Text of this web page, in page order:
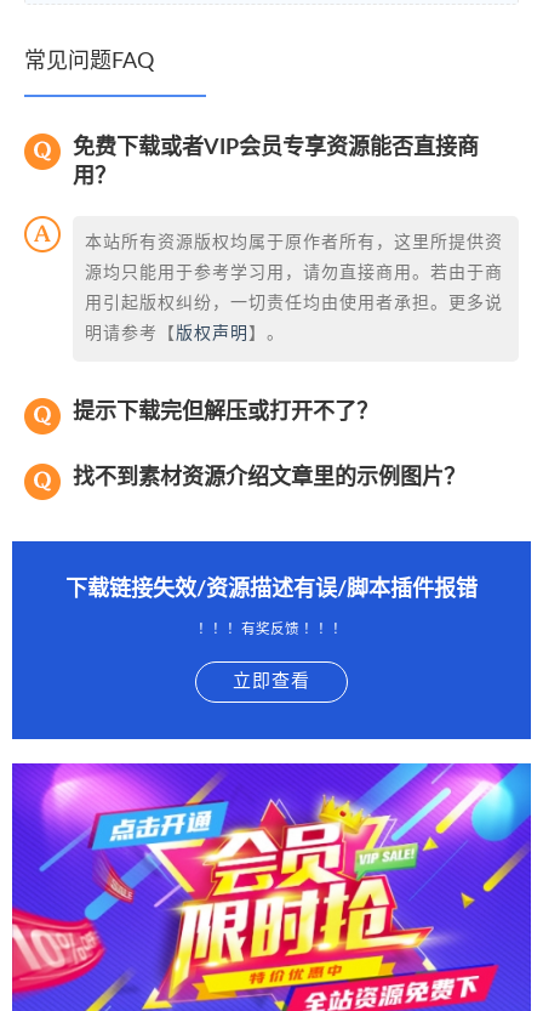
常见问题FAQ
免费下载或者VIP会员专享资源能否直接商
用？
本站所有资源版权均属于原作者所有，这里所提供资
源均只能用于参考学习用，请勿直接商用。若由于商
用引起版权纠纷，一切责任均由使用者承担。更多说
明请参考【 版权声明 】。
提示下载完但解压或打开不了？
找不到素材资源介绍文章里的示例图片？
下载链接失效/资源描述有误/脚本插件报错
！！！有奖反馈 ！！！
立即查看